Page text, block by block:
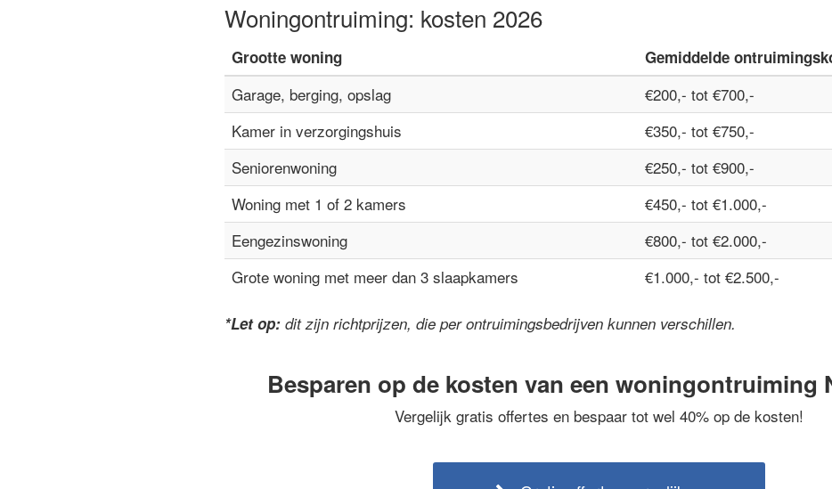
Woningontruiming: kosten 2026
Grootte woning Gemiddelde
Garage, berging, opslag
€200,- tot €700,-
Kamer in verzorgingshuis
€350,- tot €750,-
Seniorenwoning
€250,- tot €900,-
Woning met 1 of 2 kamers
€450,- tot €1.000,-
Eengezinswoning
€800,- tot €2.000,-
Grote woning met meer dan 3 slaapkamers
€1.000,- tot €2.500,-
*Let op: dit zijn richtprijzen, die per ontruimingsbedrijven kunnen verschillen.
Besparen op de kosten van een woningontruiming
Vergelijk gratis offertes en bespaar tot wel 40% op de kosten!